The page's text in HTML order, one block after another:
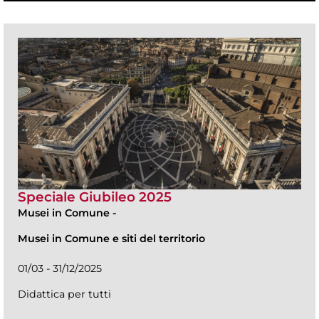
Speciale Giubileo 2025
Musei in Comune -
Musei in Comune e siti del territorio
01/03 - 31/12/2025
Didattica per tutti